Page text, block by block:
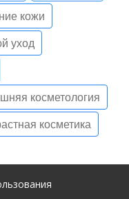
кожи
уход
косметология
косметика